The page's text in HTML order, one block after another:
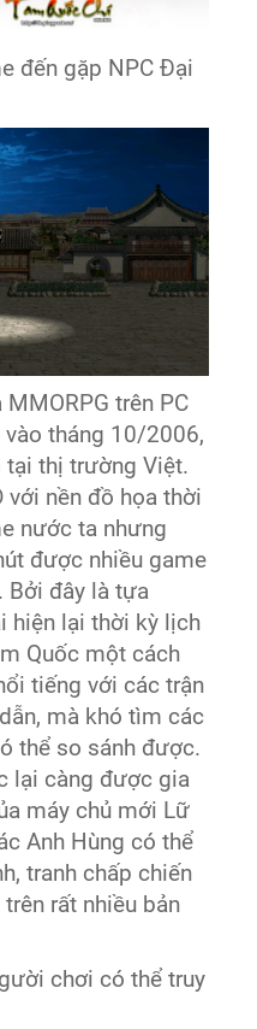
đến gặp NPC Đại
trên PC
vào tháng 10/2006,
thị trường Việt.
với nền đồ họa thời
nước ta nhưng
được nhiều game
Bởi đây là tựa
hiện lại thời kỳ lịch
Quốc một cách
tiếng với các trận
mà khó tìm các
thể so sánh được.
lại càng được gia
máy chủ mới Lữ
Anh Hùng có thể
tranh chấp chiến
rất nhiều bản
chơi có thể truy